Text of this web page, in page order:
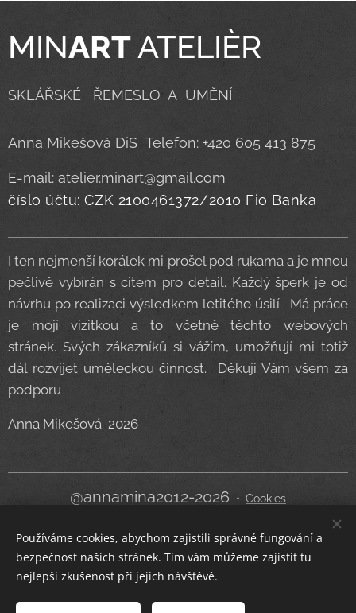
MINARTATELIÈR
SKLÁŘSKÉ ŘEMESLO A UMĚNÍ
Anna Mikešová DiS Telefon: +420 605 413 875
E-mail: atelier.minart@gmail.com
číslo účtu: CZK 2100461372/2010 Fio Banka
I ten nejmenší korálek mi prošel pod rukama a je mnou
pečlivě vybírán s citem pro detail. Každý šperk je od
návrhu po realizaci výsledkem letitého úsilí. Má práce
je mojí vizitkou a to včetně těchto webových
stránek. Svých zákazníků si vážím, umožňují mi totiž
dál rozvíjet uměleckou činnost. Děkuji Vám všem za
podporu
Anna Mikešová 2026
@annamina2012-2026 Cookies
Jazyky
Čeština
English
Používáme cookies, abychom zajistili správné fungování a
bezpečnost našich stránek. Tím vám můžeme zajistit tu
nejlepší zkušenost při jejich návštěvě.